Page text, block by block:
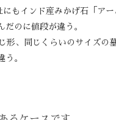
にもインド産みかげ石「ア
だのに値段が違う。
形、同じくらいのサイズの
う。